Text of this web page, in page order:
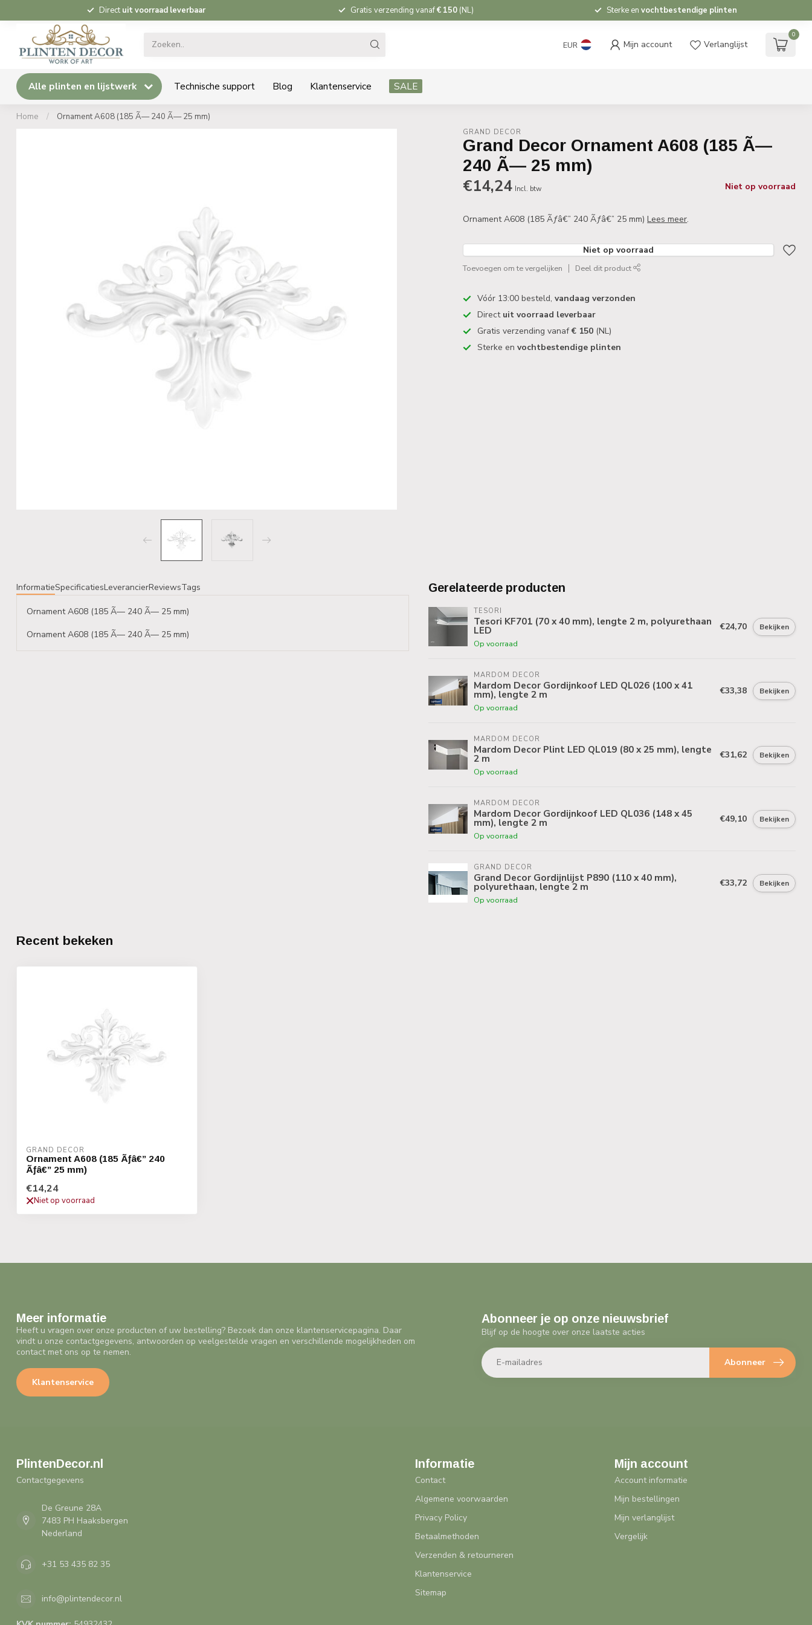
Direct uit voorraad leverbaar Gratis verzending vanaf€ 150 (NL) Sterke en vochtbestendige plinten
EUR Mijn account Verlanglijst
0
Alle plinten en lijstwerk Technische support Blog Klantenservice SALE
Home / Ornament A608 (185 Ã— 240 Ã— 25 mm)
GRAND DECOR
Grand Decor Ornament A608 (185 Ã—
240 Ã— 25 mm)
€14,24 Incl. btw Niet op voorraad
Ornament A608 (185 Ãƒâ€” 240 Ãƒâ€” 25 mm)Lees meer.
Niet op voorraad
Toevoegen om te vergelijken Deel dit product
Vóór 13:00 besteld,vandaag verzonden
Direct uit voorraad leverbaar
Gratis verzending vanaf€ 150 (NL)
Sterke envochtbestendige plinten
InformatieSpecificatiesLeverancierReviewsTags
Ornament A608 (185 Ã— 240 Ã— 25 mm)
Ornament A608 (185 Ã— 240 Ã— 25 mm)
Gerelateerde producten
TESORI
Tesori KF701 (70 x 40 mm), lengte 2 m, polyurethaan
LED
Op voorraad
€24,70 Bekijken
MARDOM DECOR
Mardom Decor Gordijnkoof LED QL026 (100 x 41
mm), lengte 2 m
Op voorraad
€33,38 Bekijken
MARDOM DECOR
Mardom Decor Plint LED QL019 (80 x 25 mm), lengte
2 m
Op voorraad
€31,62 Bekijken
MARDOM DECOR
Mardom Decor Gordijnkoof LED QL036 (148 x 45
mm), lengte 2 m
Op voorraad
€49,10 Bekijken
GRAND DECOR
Grand Decor Gordijnlijst P890 (110 x 40 mm),
polyurethaan, lengte 2 m
Op voorraad
€33,72 Bekijken
Recent bekeken
GRAND DECOR
Ornament A608 (185 Ãƒâ€” 240
Ãƒâ€” 25 mm)
€14,24
Niet op voorraad
Meer informatie
Heeft u vragen over onze producten of uw bestelling? Bezoek dan onze klantenservicepagina. Daar
vindt u onze contactgegevens, antwoorden op veelgestelde vragen en verschillende mogelijkheden om
contact met ons op te nemen.
Klantenservice
Abonneer je op onze nieuwsbrief
Blijf op de hoogte over onze laatste acties
Abonneer
PlintenDecor.nl
Contactgegevens
De Greune 28A
7483 PH Haaksbergen
Nederland
+31 53 435 82 35
info@plintendecor.nl
Informatie
Contact
Algemene voorwaarden
Privacy Policy
Betaalmethoden
Verzenden & retourneren
Klantenservice
Sitemap
Mijn account
Account informatie
Mijn bestellingen
Mijn verlanglijst
Vergelijk